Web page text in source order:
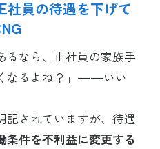
員の待遇を下げて
るなら、正社員の家族手
なるよね？」——いい
記されていますが、待遇
条件を不利益に変更する